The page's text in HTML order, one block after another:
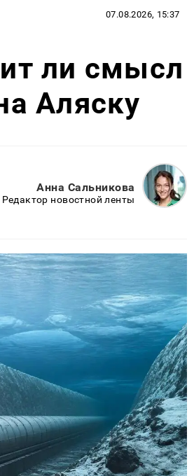
07.08.2026, 15:37
ли смысл
Аляску
Анна Сальникова
Редактор новостной ленты